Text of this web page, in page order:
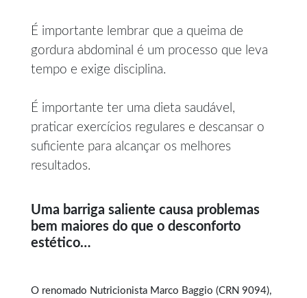
É importante lembrar que a queima de
gordura abdominal é um processo que leva
tempo e exige disciplina.
É importante ter uma dieta saudável,
praticar exercícios regulares e descansar o
suficiente para alcançar os melhores
resultados.
Uma barriga saliente causa problemas
bem maiores do que o desconforto
estético…
O renomado Nutricionista Marco Baggio (CRN 9094),